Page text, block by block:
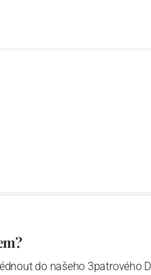
do našeho 3patrového